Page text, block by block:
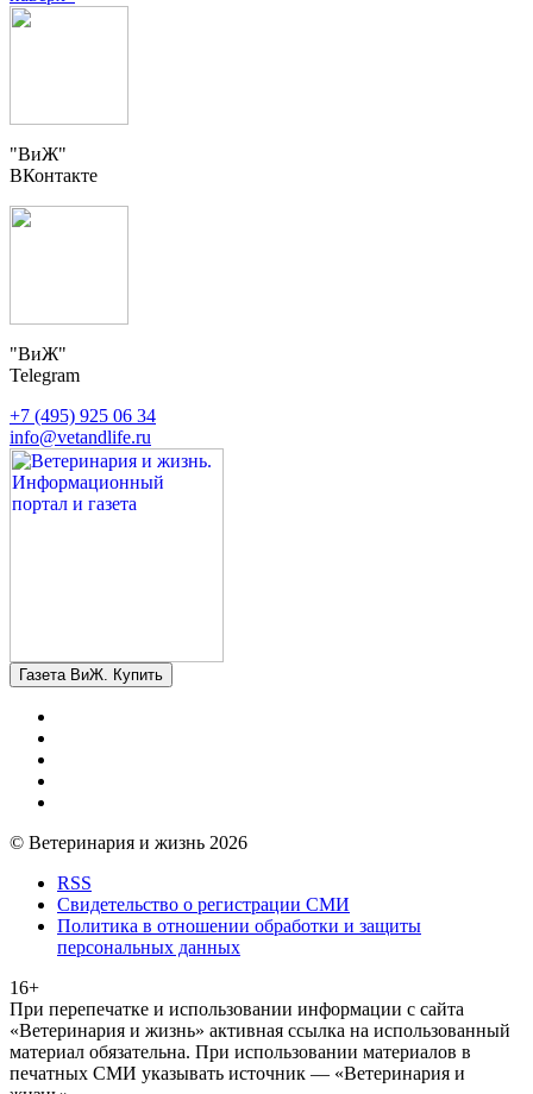
"ВиЖ"
ВКонтакте
"ВиЖ"
Telegram
+7 (495) 925 06 34
info@vetandlife.ru
Газета ВиЖ. Купить
© Ветеринария и жизнь 2026
RSS
Свидетельство о регистрации СМИ
Политика в отношении обработки и защиты
персональных данных
16+
При перепечатке и использовании информации с сайта
«Ветеринария и жизнь» активная ссылка на использованный
материал обязательна. При использовании материалов в
печатных СМИ указывать источник — «Ветеринария и